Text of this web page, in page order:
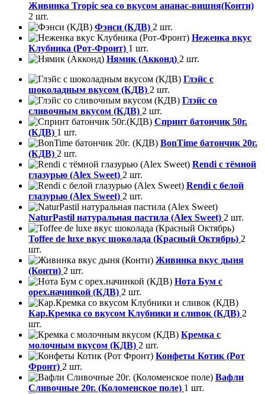
Живинка Tropic sea со вкусом ананас-вишня(Конти)
2 шт.
Фэнси (КДВ) 2 шт.
Неженка вкус
Клубника (Рот-Фронт) 1 шт.
Нямик (Акконд) 2 шт.
Глэйс с
шоколадным вкусом (КДВ) 2 шт.
Глэйс со
сливочным вкусом (КДВ) 2 шт.
Спринт батончик 50г.
(КДВ) 1 шт.
BonTime батончик 20г.
(КДВ) 2 шт.
Rendi с тёмной
глазурью (Alex Sweet) 2 шт.
Rendi с белой
глазурью (Alex Sweet) 2 шт.
NaturPastil натуральная пастила (Alex Sweet) 2 шт.
Toffee de luxe вкус шоколада (Красный Октябрь) 2
шт.
Живинка вкус дыня
(Конти) 2 шт.
Нота Бум с
орех.начинкой (КДВ) 2 шт.
Кар.Кремка со вкусом Клубники и сливок (КДВ) 2
шт.
Кремка с
молочным вкусом (КДВ) 2 шт.
Конфеты Котик (Рот
Фронт) 2 шт.
Вафли
Сливочные 20г. (Коломенское поле) 1 шт.